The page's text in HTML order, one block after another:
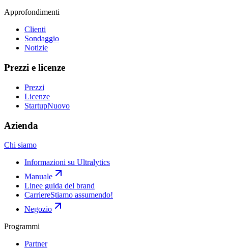
Approfondimenti
Clienti
Sondaggio
Notizie
Prezzi e licenze
Prezzi
Licenze
StartupNuovo
Azienda
Chi siamo
Informazioni su Ultralytics
Manuale
Linee guida del brand
CarriereStiamo assumendo!
Negozio
Programmi
Partner